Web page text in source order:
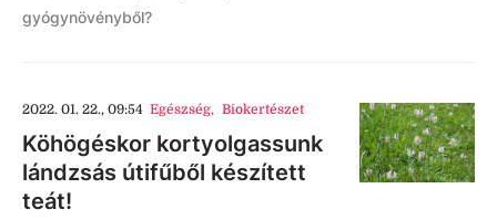
gyógynövényből?
2022. 01. 22., 09:54 Egészség, Biokertészet
Köhögéskor kortyolgassunk
lándzsás útifűből készített
teát!